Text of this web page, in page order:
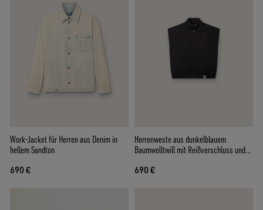
Work-Jacket für Herren aus Denim in
hellem Sandton
690 €
Herrenweste aus dunkelblauem
Baumwolltwill mit Reißverschluss und
690 €